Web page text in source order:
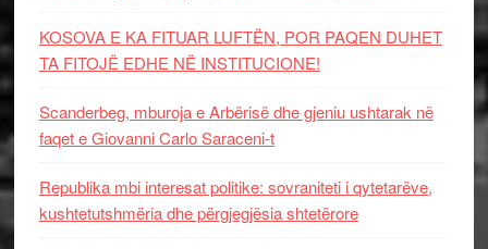
KOSOVA E KA FITUAR LUFTËN, POR PAQEN DUHET
TA FITOJË EDHE NË INSTITUCIONE!
Scanderbeg, mburoja e Arbërisë dhe gjeniu ushtarak në
faqet e Giovanni Carlo Saraceni-t
Republika mbi interesat politike: sovraniteti i qytetarëve,
kushtetutshmëria dhe përgjegjësia shtetërore